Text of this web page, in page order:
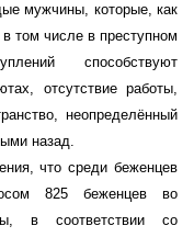
мужчины, которые, как
том числе в преступном
способствуют
отсутствие работы,
неопределённый
назад.
что среди беженцев
825 беженцев во
в соответствии со